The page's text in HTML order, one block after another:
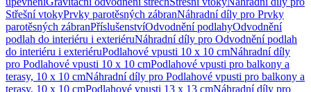
Střešní vtokyPrvky parotěsných zábranNáhradní díly pro Prvky
parotěsných zábranPříslušenstvíOdvodnění podlahyOdvodnění
podlah do interiéru i exteriéruNáhradní díly pro Odvodnění podlah
do interiéru i exteriéruPodlahové vpusti 10 x 10 cmNáhradní díly
pro Podlahové vpusti 10 x 10 cmPodlahové vpusti pro balkony a
terasy, 10 x 10 cmNáhradní díly pro Podlahové vpusti pro balkony a
terasy, 10 x 10 cmPodlahové vpusti 13 x 13 cmNáhradní díly pro